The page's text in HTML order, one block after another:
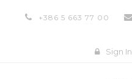
+386 5 663 77 00
Sign In